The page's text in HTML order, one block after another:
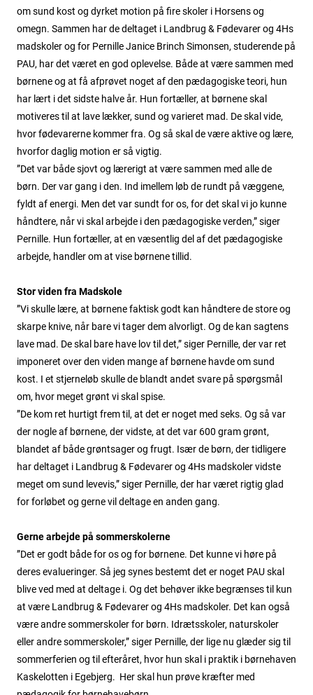
om sund kost og dyrket motion på fire skoler i Horsens og
omegn. Sammen har de deltaget i Landbrug & Fødevarer og 4Hs
madskoler og for Pernille Janice Brinch Simonsen, studerende på
PAU, har det været en god oplevelse. Både at være sammen med
børnene og at få afprøvet noget af den pædagogiske teori, hun
har lært i det sidste halve år. Hun fortæller, at børnene skal
motiveres til at lave lækker, sund og varieret mad. De skal vide,
hvor fødevarerne kommer fra. Og så skal de være aktive og lære,
hvorfor daglig motion er så vigtig.
”Det var både sjovt og lærerigt at være sammen med alle de
børn. Der var gang i den. Ind imellem løb de rundt på væggene,
fyldt af energi. Men det var sundt for os, for det skal vi jo kunne
håndtere, når vi skal arbejde i den pædagogiske verden,” siger
Pernille. Hun fortæller, at en væsentlig del af det pædagogiske
arbejde, handler om at vise børnene tillid.
Stor viden fra Madskole
”Vi skulle lære, at børnene faktisk godt kan håndtere de store og
skarpe knive, når bare vi tager dem alvorligt. Og de kan sagtens
lave mad. De skal bare have lov til det,” siger Pernille, der var ret
imponeret over den viden mange af børnene havde om sund
kost. I et stjerneløb skulle de blandt andet svare på spørgsmål
om, hvor meget grønt vi skal spise.
”De kom ret hurtigt frem til, at det er noget med seks. Og så var
der nogle af børnene, der vidste, at det var 600 gram grønt,
blandet af både grøntsager og frugt. Især de børn, der tidligere
har deltaget i Landbrug & Fødevarer og 4Hs madskoler vidste
meget om sund levevis,” siger Pernille, der har været rigtig glad
for forløbet og gerne vil deltage en anden gang.
Gerne arbejde på sommerskolerne
”Det er godt både for os og for børnene. Det kunne vi høre på
deres evalueringer. Så jeg synes bestemt det er noget PAU skal
blive ved med at deltage i. Og det behøver ikke begrænses til kun
at være Landbrug & Fødevarer og 4Hs madskoler. Det kan også
være andre sommerskoler for børn. Idrætsskoler, naturskoler
eller andre sommerskoler,” siger Pernille, der lige nu glæder sig til
sommerferien og til efteråret, hvor hun skal i praktik i børnehaven
Kaskelotten i Egebjerg. Her skal hun prøve kræfter med